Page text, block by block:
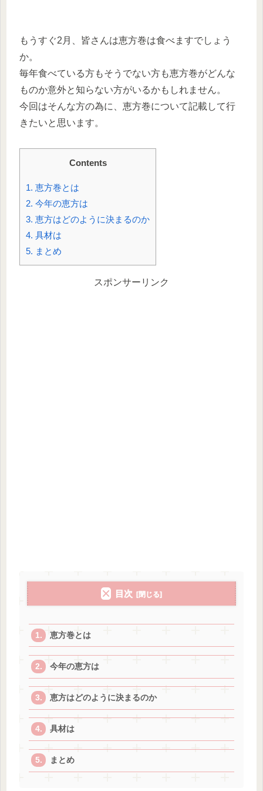
もうすぐ2月、皆さんは恵方巻は食べますでしょう
か。
毎年食べている方もそうでない方も恵方巻がどんな
ものか意外と知らない方がいるかもしれません。
今回はそんな方の為に、恵方巻について記載して行
きたいと思います。
Contents
1. 恵方巻とは
2. 今年の恵方は
3. 恵方はどのように決まるのか
4. 具材は
5. まとめ
スポンサーリンク
目次
恵方巻とは
今年の恵方は
恵方はどのように決まるのか
具材は
まとめ